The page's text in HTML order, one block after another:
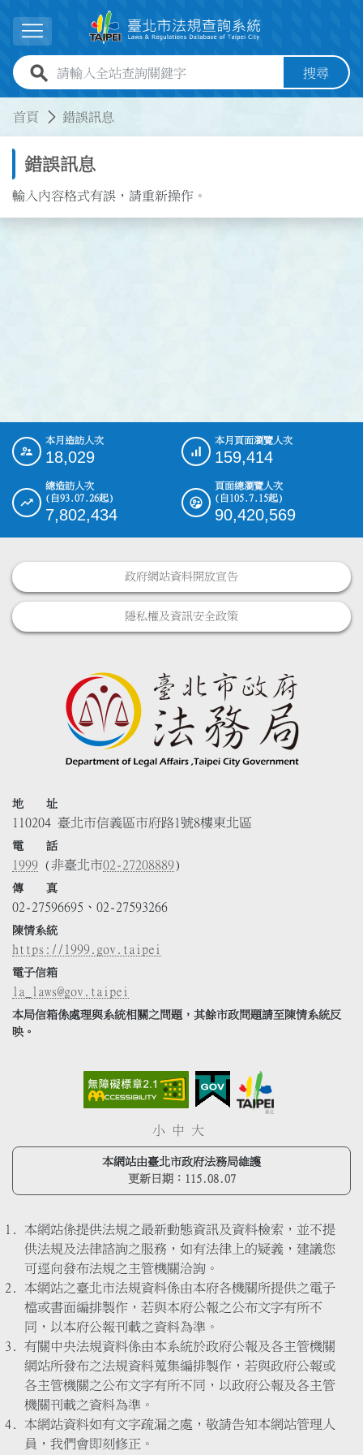
展開選單
全站查詢關鍵字欄位 搜尋
首頁 錯誤訊息
錯誤訊息
輸入內容格式有誤，請重新操作。
::: 本月造訪人次
18,029
本月頁面瀏覽人次
159,414
總造訪人次
(自93.07.26起)
7,802,434
頁面總瀏覽人次
(自105.7.15起)
90,420,569
政府網站資料開放宣告
隱私權及資訊安全政策
地 址
110204 臺北市信義區市府路1號8樓東北區
電 話
1999 (非臺北市02-27208889)
傳 真
02-27596695、02-27593266
陳情系統
https://1999.gov.taipei
電子信箱
la_laws@gov.taipei
本局信箱係處理與系統相關之問題，其餘市政問題請至陳情系統反
映。
小 中 大
本網站由臺北市政府法務局維護
更新日期： 115.08.07
本網站係提供法規之最新動態資訊及資料檢索，並不提
供法規及法律諮詢之服務，如有法律上的疑義，建議您
可逕向發布法規之主管機關洽詢。
本網站之臺北市法規資料係由本府各機關所提供之電子
檔或書面編排製作，若與本府公報之公布文字有所不
同，以本府公報刊載之資料為準。
有關中央法規資料係由本系統於政府公報及各主管機關
網站所發布之法規資料蒐集編排製作，若與政府公報或
各主管機關之公布文字有所不同，以政府公報及各主管
機關刊載之資料為準。
本網站資料如有文字疏漏之處，敬請告知本網站管理人
員，我們會即刻修正。